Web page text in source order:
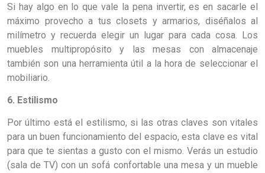
Si hay algo en lo que vale la pena invertir, es en sacarle el
máximo provecho a tus closets y armarios, diséñalos al
milímetro y recuerda elegir un lugar para cada cosa. Los
muebles multipropósito y las mesas con almacenaje
también son una herramienta útil a la hora de seleccionar el
mobiliario.
6. Estilismo
Por último está el estilismo, si las otras claves son vitales
para un buen funcionamiento del espacio, esta clave es vital
para que te sientas a gusto con el mismo. Verás un estudio
(sala de TV) con un sofá confortable una mesa y un mueble